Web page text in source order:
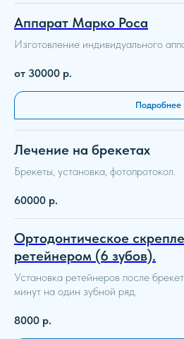
Аппарат Марко Роса
Изготовление индивидуального
от 30000 р.
Подробнее
Лечение на брекетах
Брекеты, установка, фотопротокол.
60000 р.
Ортодонтическое
ретейнером (6 зубов).
Установка ретейнеров после
минут на один зубной ряд.
8000 р.